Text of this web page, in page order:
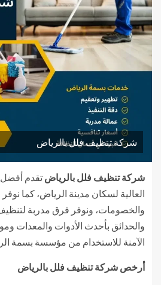
شركة تنظيف فلل بالرياض
شركة تنظيف فلل بالرياض تقدم أفضل
العالية لسكان مدينة الرياض، كما
والخصومات، ونوفر فرق مدربة
والحدائق بأحدث الأدوات والمعدات
الآمنة للاستخدام من مؤسسة بسمة
أرخص شركة تنظيف فلل بالرياض